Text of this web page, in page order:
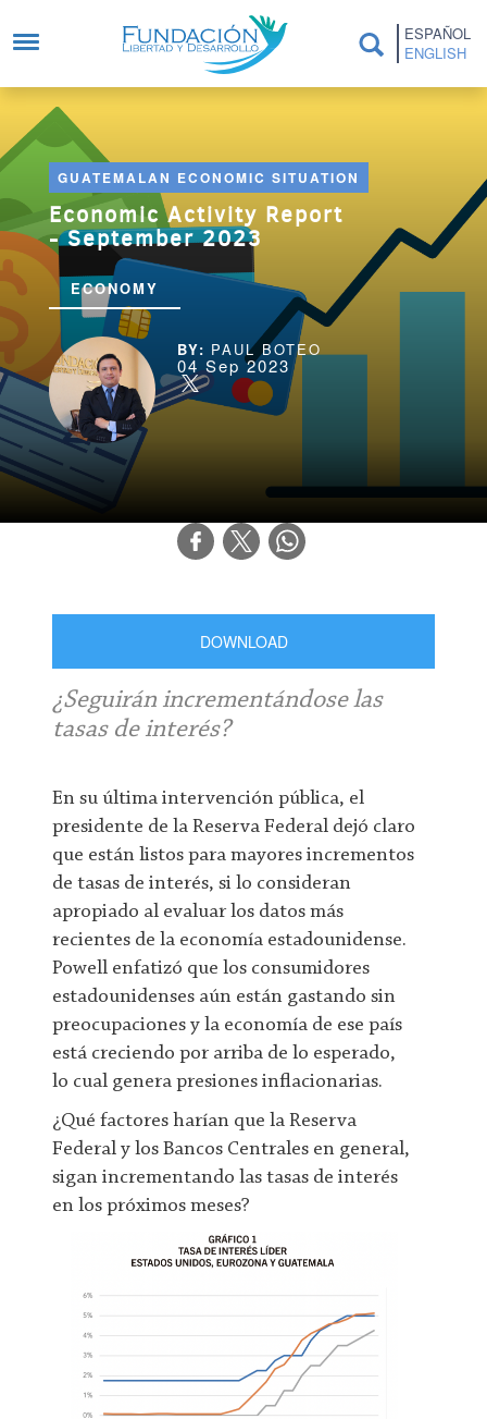
ESPAÑOL
ENGLISH
GUATEMALAN ECONOMIC SITUATION
Economic Activity Report
- September 2023
ECONOMY
PAUL BOTEO
04 Sep 2023
DOWNLOAD
¿Seguirán incrementándose las
tasas de interés?
En su última intervención pública, el
presidente de la Reserva Federal dejó claro
que están listos para mayores incrementos
de tasas de interés, si lo consideran
apropiado al evaluar los datos más
recientes de la economía estadounidense.
Powell enfatizó que los consumidores
estadounidenses aún están gastando sin
preocupaciones y la economía de ese país
está creciendo por arriba de lo esperado,
lo cual genera presiones inflacionarias.
¿Qué factores harían que la Reserva
Federal y los Bancos Centrales en general,
sigan incrementando las tasas de interés
en los próximos meses?